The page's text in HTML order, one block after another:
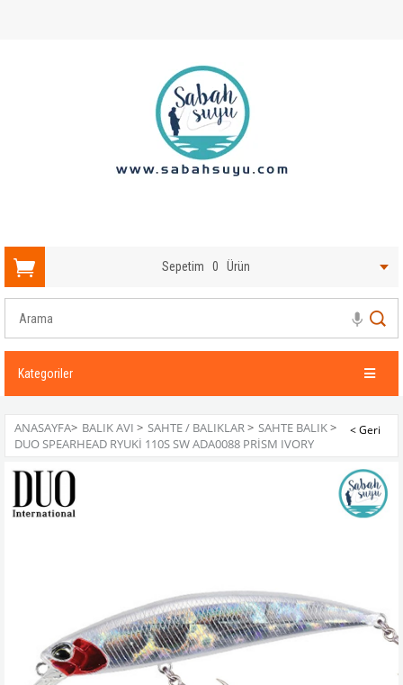
Sepetim 0 Ürün
Kategoriler
ANASAYFA> BALIK AVI > SAHTE / BALIKLAR> SAHTE BALIK>
DUO SPEARHEAD RYUKI 110S SW ADA0088 PRISM IVORY